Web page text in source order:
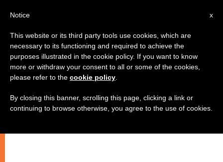
x
Notice
This website or its third party tools use cookies, which are
necessary to its functioning and required to achieve the
purposes illustrated in the cookie policy. If you want to know
more or withdraw your consent to all or some of the cookies,
please refer to the cookie policy
By closing this banner, scrolling this page, clicking a link or
continuing to browse otherwise, you agree to the use of cookies.